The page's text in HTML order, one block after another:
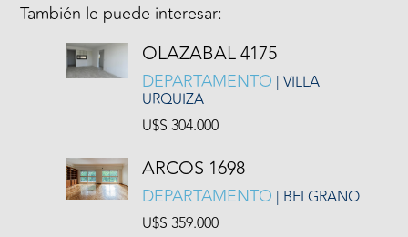
También le puede interesar:
OLAZABAL 4175
DEPARTAMENTO | VILLA
URQUIZA
U$S 304.000
ARCOS 1698
DEPARTAMENTO | BELGRANO
U$S 359.000